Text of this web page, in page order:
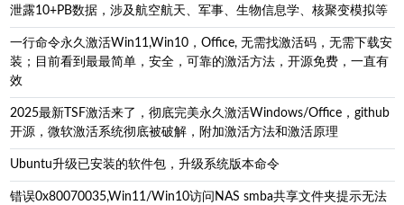
泄露10+PB数据，涉及航空航天、军事、生物信息学、核聚变模拟等
一行命令永久激活Win11,Win10，Office, 无需找激活码，无需下载安
装；目前看到最最简单，安全，可靠的激活方法，开源免费，一直有
效
2025最新TSF激活来了，彻底完美永久激活Windows/Office，github
开源，微软激活系统彻底被破解，附加激活方法和激活原理
Ubuntu升级已安装的软件包，升级系统版本命令
错误0x80070035,Win11/Win10访问NAS smba共享文件夹提示无法